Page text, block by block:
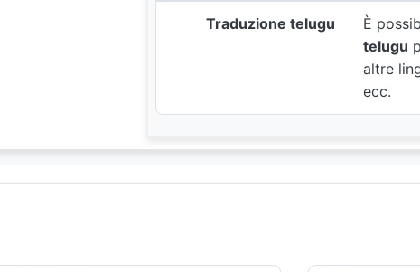
Traduzione telugu È
telugu
altre
ecc.